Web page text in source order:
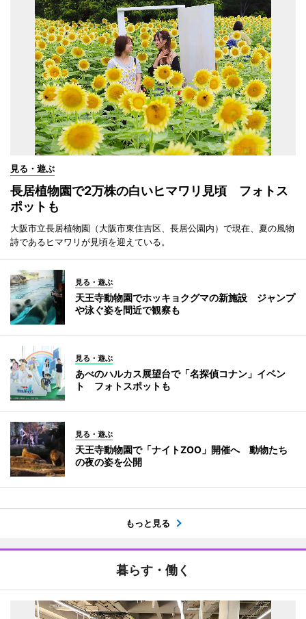
見る・遊ぶ
長居植物園で2万株の白いヒマワリ見頃 フォトス
ポットも
大阪市立長居植物園（大阪市東住吉区、長居公園内）で現在、夏の風物
詩であるヒマワリが見頃を迎えている。
見る・遊ぶ
天王寺動物園でホッキョクグマの新施設 ジャンプ
や泳ぐ姿を間近で観察も
見る・遊ぶ
あべのハルカス展望台で「名探偵コナン」イベン
ト フォトスポットも
見る・遊ぶ
天王寺動物園で「ナイトZOO」開催へ 動物たち
の夜の姿を公開
もっと見る
暮らす・働く